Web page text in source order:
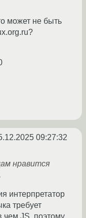
может не быть
09:27:32
нравится
интерпретатор
требует
чем JS, поэтому